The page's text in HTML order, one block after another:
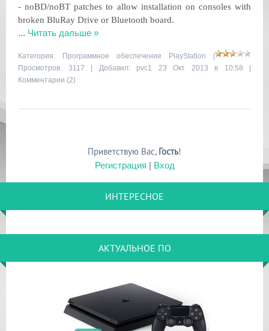
- noBD/noBT patches to allow installation on consoles with
broken BluRay Drive or Bluetooth board.
... Читать дальше »
Категория: Программное обеспечение PlayStation
Просмотров: 3117 | Добавил: pvc1 23 Окт 2013 в 10:58 |
Комментарии (2)
Приветствую Вас, Гость!
Регистрация | Вход
ИНТЕРЕСНОЕ
АКТУАЛЬНОЕ ПО